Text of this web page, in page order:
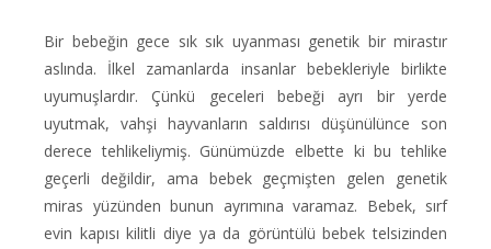
Bir bebeğin gece sık sık uyanması genetik bir mirastır
aslında. İlkel zamanlarda insanlar bebekleriyle birlikte
uyumuşlardır. Çünkü geceleri bebeği ayrı bir yerde
uyutmak, vahşi hayvanların saldırısı düşünülünce son
derece tehlikeliymiş. Günümüzde elbette ki bu tehlike
geçerli değildir, ama bebek geçmişten gelen genetik
miras yüzünden bunun ayrımına varamaz. Bebek, sırf
evin kapısı kilitli diye ya da görüntülü bebek telsizinden